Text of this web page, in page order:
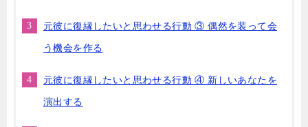
元彼に復縁したいと思わせる行動 ③ 偶然を装って会
う機会を作る
元彼に復縁したいと思わせる行動 ④ 新しいあなたを
演出する